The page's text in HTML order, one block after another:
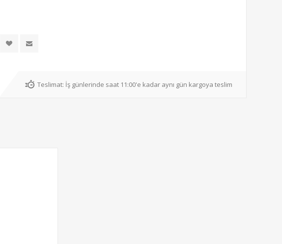
Teslimat: İş günlerinde saat 11:00'e kadar aynı gün kargoya teslim